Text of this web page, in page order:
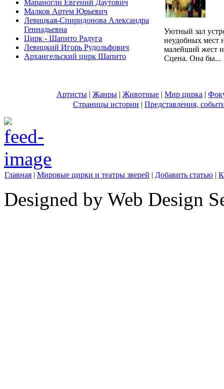
Мараногли Евгений Даутович
Малков Артем Юрьевич
Левицкая-Спиридонова Александра
Геннадьевна
Цирк - Шапито Радуга
Левицкий Игорь Рудольфович
Архангельский цирк Шапито
Уютный зал
неудобных мест
малейший жест
Сцена. Она бы...
Артисты | Жанры | Животные | Мир цирка |
Страницы истории | Представления,
Главная | Мировые цирки и театры зверей | Добавить статью |
Designed by Web Design